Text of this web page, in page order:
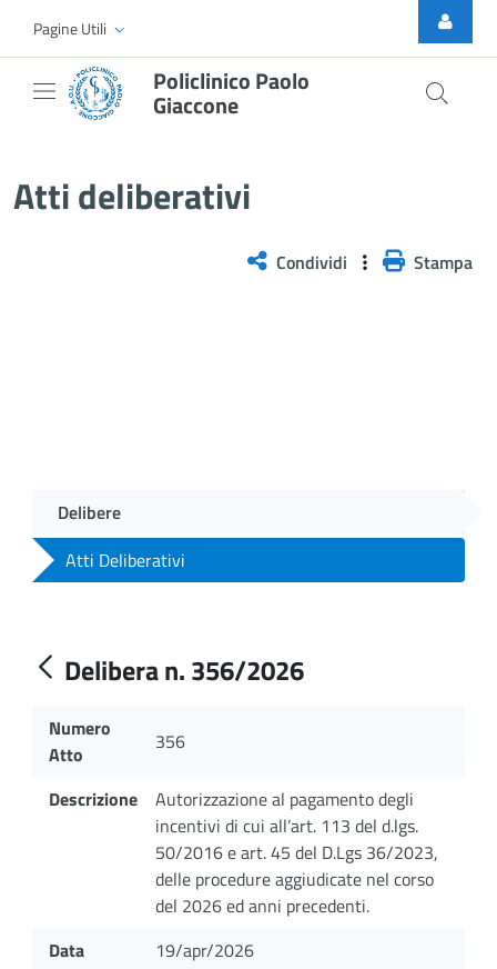
Skip to Main Content
Pagine Utili
Policlinico Paolo
Giaccone
Atti deliberativi
Condividi Stampa
Delibere
Atti Deliberativi
Delibera n. 356/2026
Numero
Atto
356
Descrizione
Autorizzazione al pagamento degli
incentivi di cui all’art. 113 del d.lgs.
50/2016 e art. 45 del D.Lgs 36/2023,
delle procedure aggiudicate nel corso
del 2026 ed anni precedenti.
Data
19/apr/2026